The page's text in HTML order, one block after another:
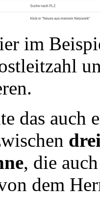
im
das auch
, die
dem